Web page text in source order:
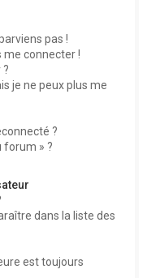
pas !
me connecter !
je ne peux plus me
?
forum » ?
dans la liste des
est toujours